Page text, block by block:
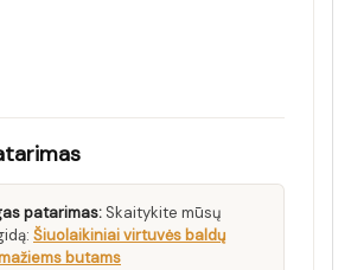
patarimas: Skaitykite mūsų
Šiuolaikiniai virtuvės baldų
butams